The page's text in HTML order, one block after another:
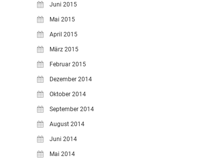
Juni 2015
Mai 2015
April 2015
März 2015
Februar 2015
Dezember 2014
Oktober 2014
September 2014
August 2014
Juni 2014
Mai 2014